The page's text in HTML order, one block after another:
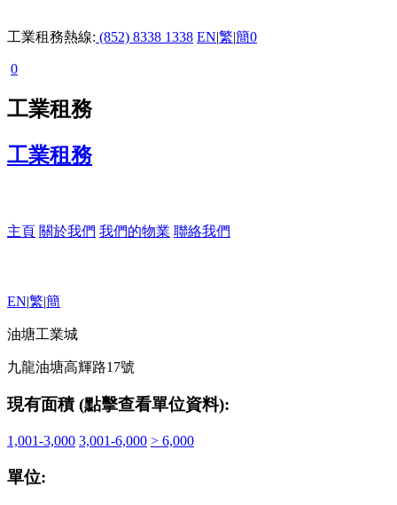
工業租務熱線: (852) 8338 1338 EN|繁|簡0
0
工業租務
工業租務
主頁 關於我們 我們的物業 聯絡我們
EN|繁|簡
油塘工業城
九龍油塘高輝路17號
現有面積 (點擊查看單位資料):
1,001-3,000 3,001-6,000 > 6,000
單位: